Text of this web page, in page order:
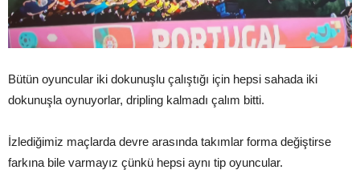
Bütün oyuncular iki dokunuşlu çalıştığı için hepsi sahada iki
dokunuşla oynuyorlar, dripling kalmadı çalım bitti.
İzlediğimiz maçlarda devre arasında takımlar forma değiştirse
farkına bile varmayız çünkü hepsi aynı tip oyuncular.